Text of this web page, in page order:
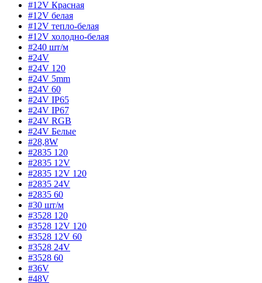
#12V Красная
#12V белая
#12V тепло-белая
#12V холодно-белая
#240 шт/м
#24V
#24V 120
#24V 5mm
#24V 60
#24V IP65
#24V IP67
#24V RGB
#24V Белые
#28,8W
#2835 120
#2835 12V
#2835 12V 120
#2835 24V
#2835 60
#30 шт/м
#3528 120
#3528 12V 120
#3528 12V 60
#3528 24V
#3528 60
#36V
#48V